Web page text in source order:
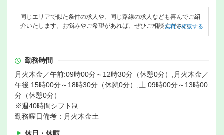
同じエリアで似た条件の求人や、同じ路線の求人なども喜んでご紹
介いたします。お悩みやご希望があれば、ぜひご相談ください。
無料で相談する
勤務時間
月火木金／午前:09時00分～12時30分（休憩0分）,月火木金／
午後:15時00分～18時30分（休憩0分）,土:09時00分～13時00
分（休憩0分）
※週40時間シフト制
勤務曜日備考：月火木金土
休日・休暇